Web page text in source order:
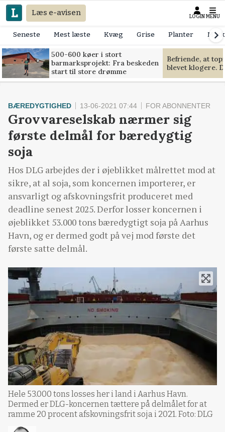
Læs e-avisen LOGIN MENU
Seneste Mest læste Kvæg Grise Planter
500-600 køer i stort
barmarksprojekt: Fra beskeden
start til store drømme
Befriende, at
blevet klogere.
BÆREDYGTIGHED 13-06-2021 07:44 FOR ABONNENTER
Grovvareselskab nærmer sig
første delmål for bæredygtig
soja
Hos DLG arbejdes der i øjeblikket målrettet mod at
sikre, at al soja, som koncernen importerer, er
ansvarligt og afskovningsfrit produceret med
deadline senest 2025. Derfor losser koncernen i
øjeblikket 53.000 tons bæredygtigt soja på Aarhus
Havn, og er dermed godt på vej mod første det
første satte delmål.
Hele 53.000 tons losses her i land i Aarhus Havn.
Dermed er DLG-koncernen tættere på delmålet for at
ramme 20 procent afskovningsfrit soja i 2021. Foto: DLG